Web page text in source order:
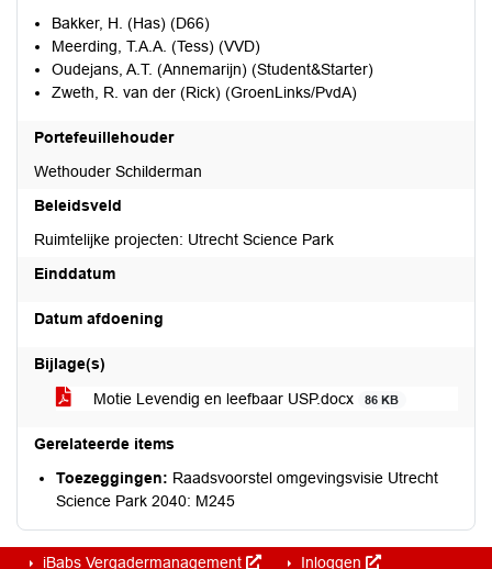
Bakker, H. (Has) (D66)
Meerding, T.A.A. (Tess) (VVD)
Oudejans, A.T. (Annemarijn) (Student&Starter)
Zweth, R. van der (Rick) (GroenLinks/PvdA)
Portefeuillehouder
Wethouder Schilderman
Beleidsveld
Ruimtelijke projecten: Utrecht Science Park
Einddatum
Datum afdoening
Bijlage(s)
Motie Levendig en leefbaar USP.docx
86 KB
Gerelateerde items
Toezeggingen: Raadsvoorstel omgevingsvisie Utrecht
Science Park 2040: M245
iBabs Vergadermanagement Inloggen